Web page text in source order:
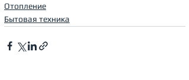
Отопление
Бытовая техника